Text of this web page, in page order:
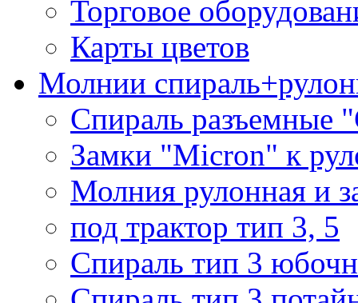
Торговое
Карты цветов
Молнии
Спираль разъемные
Замки "Micron" к
Молния рулонная и
под трактор тип 3, 5
Спираль тип 3